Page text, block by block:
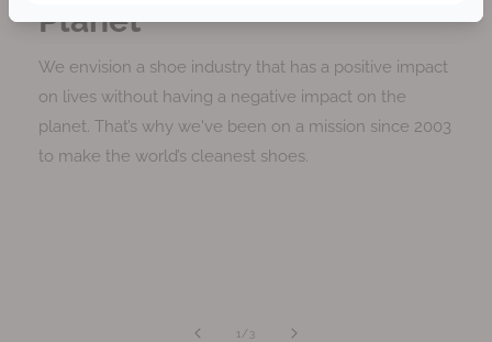
Planet
We envision a shoe industry that has a positive impact
on lives without having a negative impact on the
planet. That’s why we've been on a mission since 2003
to make the world’s cleanest shoes.
1 /van
3